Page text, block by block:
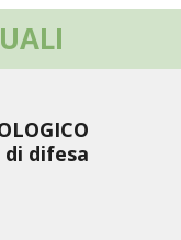
di difesa